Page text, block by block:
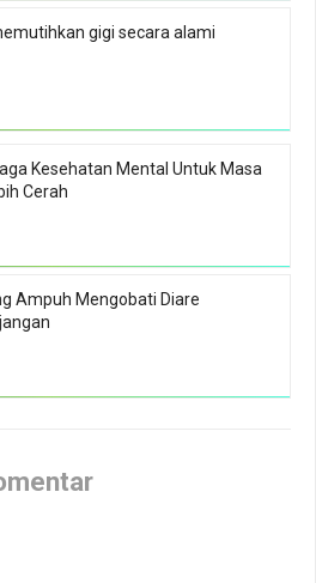
gigi secara alami
Kesehatan Mental Untuk Masa
Cerah
Ampuh Mengobati Diare